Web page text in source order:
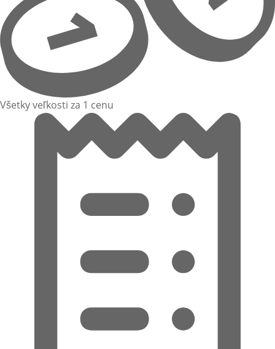
Všetky veľkosti za 1 cenu